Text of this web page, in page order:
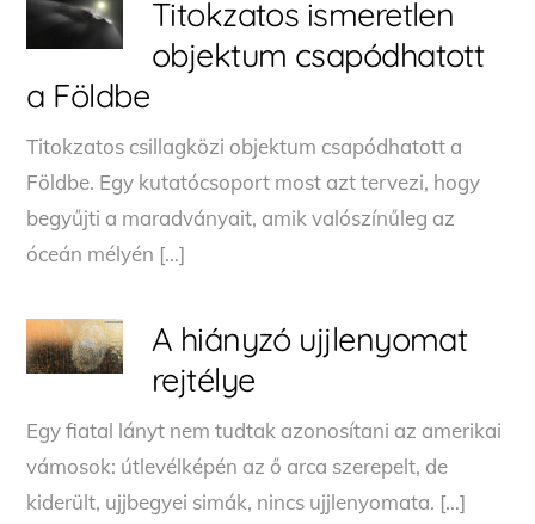
Titokzatos ismeretlen
objektum csapódhatott
a Földbe
Titokzatos csillagközi objektum csapódhatott a
Földbe. Egy kutatócsoport most azt tervezi, hogy
begyűjti a maradványait, amik valószínűleg az
óceán mélyén […]
A hiányzó ujjlenyomat
rejtélye
Egy fiatal lányt nem tudtak azonosítani az amerikai
vámosok: útlevélképén az ő arca szerepelt, de
kiderült, ujjbegyei simák, nincs ujjlenyomata. […]